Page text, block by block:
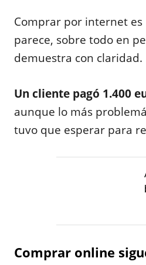
Comprar por internet
parece, sobre todo en
demuestra con claridad.
Un cliente pagó 1.400
aunque lo más
tuvo que esperar para
Comprar online